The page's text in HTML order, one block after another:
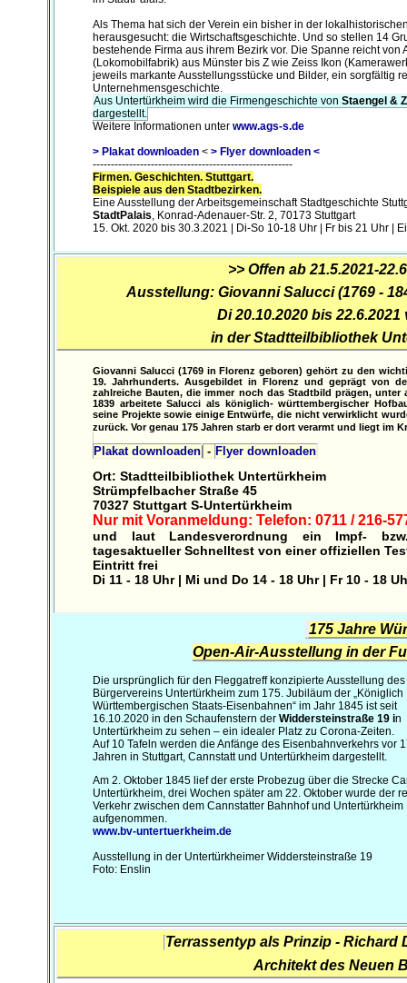
Als Thema hat sich der Verein ein bisher in der
herausgesucht: die Wirtschaftsgeschichte. Und so stellen 14
bestehende Firma aus ihrem Bezirk vor. Die Spanne reicht von
(Lokomobilfabrik) aus Münster bis Z wie Zeiss Ikon
jeweils markante Ausstellungsstücke und Bilder, ein sorgfältig
Unternehmensgeschichte.
Aus Untertürkheim wird die Firmengeschichte von Staengel &
dargestellt.
Weitere Informationen unter www.ags-s.de
> Plakat downloaden < > Flyer downloaden <
-------------------------------------------------------
Firmen. Geschichten. Stuttgart.
Beispiele aus den Stadtbezirken.
Eine Ausstellung der Arbeitsgemeinschaft Stadtgeschichte
StadtPalais, Konrad-Adenauer-Str. 2, 70173 Stuttgart
15. Okt. 2020 bis 30.3.2021 | Di-So 10-18 Uhr | Fr bis 21 Uhr |
>> Offen ab 21.5.2021-
Ausstellung: Giovanni Salucci (1769 -
Di 20.10.2020 bis
in der Stadtteilbibliothek
Giovanni Salucci (1769 in Florenz geboren) gehört zu den
19. Jahrhunderts. Ausgebildet in Florenz und geprägt von
zahlreiche Bauten, die immer noch das Stadtbild prägen, unter
1839 arbeitete Salucci als königlich- württembergischer
seine Projekte sowie einige Entwürfe, die nicht verwirklicht
zurück. Vor genau 175 Jahren starb er dort verarmt und liegt im
Plakat downloaden - Flyer downloaden
Ort: Stadtteilbibliothek Untertürkheim
Strümpfelbacher Straße 45
70327 Stuttgart S-Untertürkheim
Nur mit Voranmeldung: Telefon: 0711 / 216-
und laut Landesverordnung ein Impf-
tagesaktueller Schnelltest von einer offiziellen
Eintritt frei
Di 11 - 18 Uhr | Mi und Do 14 - 18 Uhr | Fr 10 - 18
175 Jahre
Open-Air-Ausstellung in der
Die ursprünglich für den Fleggatreff konzipierte Ausstellung des
Bürgervereins Untertürkheim zum 175. Jubiläum der „Königlich
Württembergischen Staats-Eisenbahnen“ im Jahr 1845 ist seit
16.10.2020 in den Schaufenstern der Widdersteinstraße 19 in
Untertürkheim zu sehen – ein idealer Platz zu Corona-Zeiten.
Auf 10 Tafeln werden die Anfänge des Eisenbahnverkehrs vor
Jahren in Stuttgart, Cannstatt und Untertürkheim dargestellt.
Am 2. Oktober 1845 lief der erste Probezug über die Strecke
Untertürkheim, drei Wochen später am 22. Oktober wurde der
Verkehr zwischen dem Cannstatter Bahnhof und Untertürkheim
aufgenommen.
www.bv-untertuerkheim.de
Ausstellung in der Untertürkheimer Widdersteinstraße 19
Foto: Enslin
Terrassentyp als Prinzip - Richard
Architekt des Neuen